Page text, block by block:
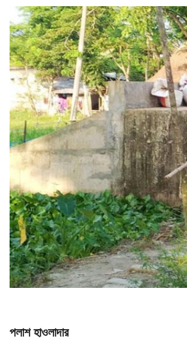
পলাশ হাওলাদার